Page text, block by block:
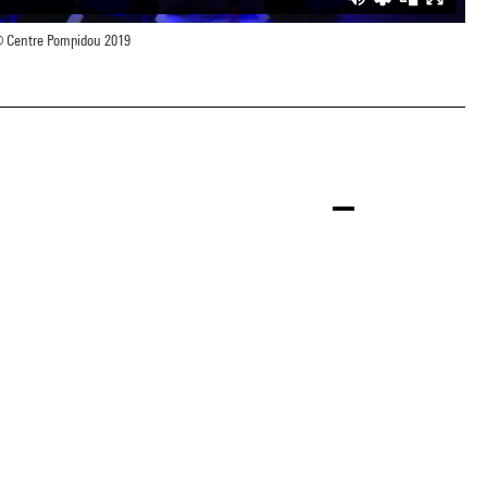
Pompidou 2019